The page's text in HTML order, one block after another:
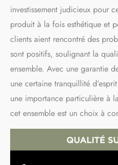
investissement judicieux pour
produit à la fois esthétique et
clients aient rencontré des
sont positifs, soulignant la
ensemble. Avec une garantie
une certaine tranquillité
une importance particulière à
cet ensemble est un choix à